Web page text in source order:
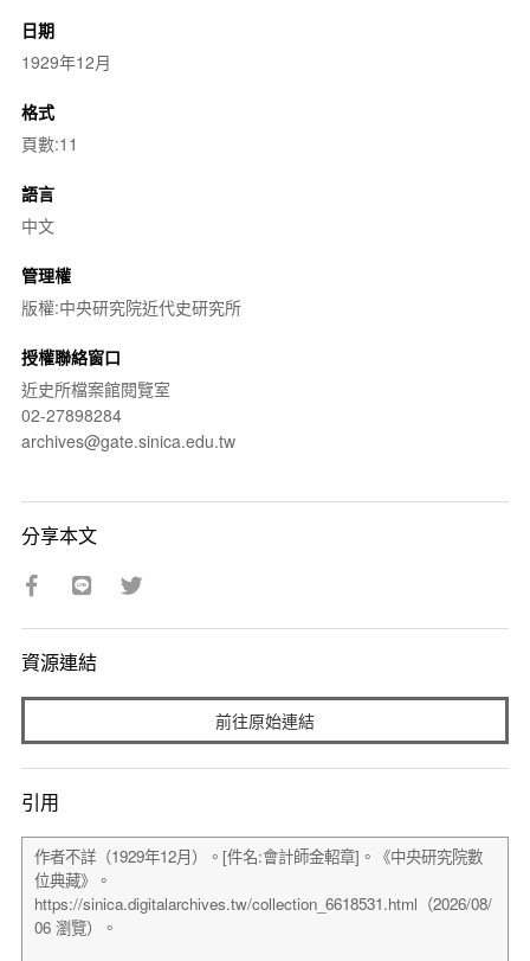
日期
1929年12月
格式
頁數:11
語言
中文
管理權
版權:中央研究院近代史研究所
授權聯絡窗口
近史所檔案館閱覽室
02-27898284
archives@gate.sinica.edu.tw
分享本文
資源連結
前往原始連結
引用